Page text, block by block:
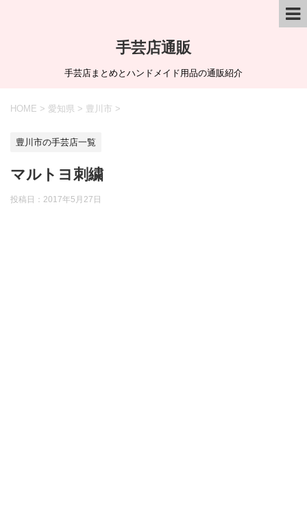
手芸店通販
手芸店まとめとハンドメイド用品の通販紹介
HOME > 愛知県 > 豊川市 >
豊川市の手芸店一覧
マルトヨ刺繍
投稿日： 2017年5月27日